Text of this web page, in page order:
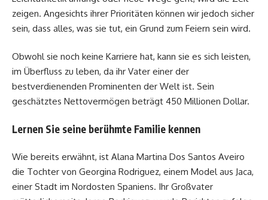
zeigen. Angesichts ihrer Prioritäten können wir jedoch sicher
sein, dass alles, was sie tut, ein Grund zum Feiern sein wird.
Obwohl sie noch keine Karriere hat, kann sie es sich leisten,
im Überfluss zu leben, da ihr Vater einer der
bestverdienenden Prominenten der Welt ist. Sein
geschätztes Nettovermögen beträgt 450 Millionen Dollar.
Lernen Sie seine berühmte Familie kennen
Wie bereits erwähnt, ist Alana Martina Dos Santos Aveiro
die Tochter von Georgina Rodriguez, einem Model aus Jaca,
einer Stadt im Nordosten Spaniens. Ihr Großvater